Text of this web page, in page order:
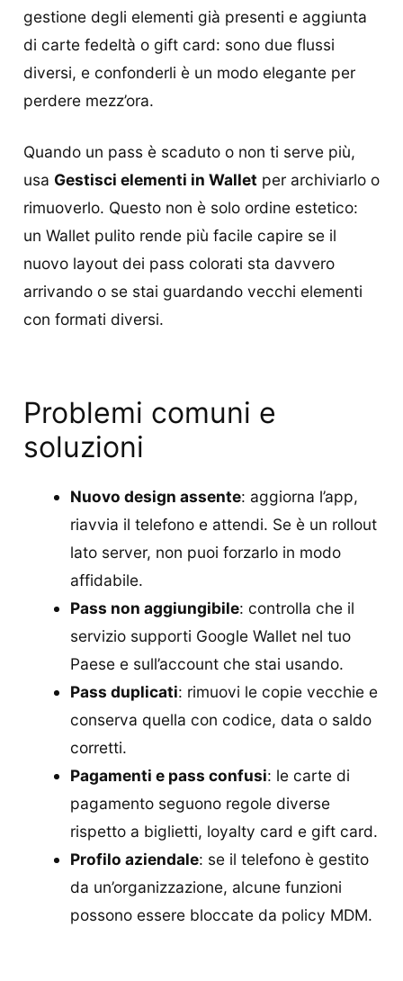
gestione degli elementi già presenti e aggiunta
di carte fedeltà o gift card: sono due flussi
diversi, e confonderli è un modo elegante per
perdere mezz’ora.
Quando un pass è scaduto o non ti serve più,
usa Gestisci elementi in Wallet per archiviarlo o
rimuoverlo. Questo non è solo ordine estetico:
un Wallet pulito rende più facile capire se il
nuovo layout dei pass colorati sta davvero
arrivando o se stai guardando vecchi elementi
con formati diversi.
Problemi comuni e
soluzioni
Nuovo design assente: aggiorna l’app,
riavvia il telefono e attendi. Se è un rollout
lato server, non puoi forzarlo in modo
affidabile.
Pass non aggiungibile: controlla che il
servizio supporti Google Wallet nel tuo
Paese e sull’account che stai usando.
Pass duplicati: rimuovi le copie vecchie e
conserva quella con codice, data o saldo
corretti.
Pagamenti e pass confusi: le carte di
pagamento seguono regole diverse
rispetto a biglietti, loyalty card e gift card.
Profilo aziendale: se il telefono è gestito
da un’organizzazione, alcune funzioni
possono essere bloccate da policy MDM.